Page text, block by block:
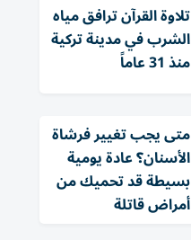
تلاوة القرآن ترافق مياه
الشرب في مدينة تركية
منذ 31 عاماً
متى يجب تغيير فرشاة
الأسنان؟ عادة يومية
بسيطة قد تحميك من
أمراض قاتلة